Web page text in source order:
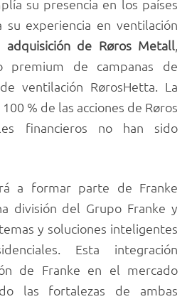
su presencia en los países
su experiencia en ventilación
adquisición de Røros Metall,
premium de campanas de
ventilación RørosHetta. La
% de las acciones de Røros
financieros no han sido
a formar parte de Franke
división del Grupo Franke y
y soluciones inteligentes
Esta integración
de Franke en el mercado
las fortalezas de ambas